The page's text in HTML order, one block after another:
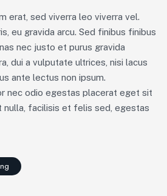
erat, sed viverra leo viverra vel.
eu gravida arcu. Sed finibus finibus
nec justo et purus gravida
dui a vulputate ultrices, nisi lacus
ante lectus non ipsum.
nec odio egestas placerat eget sit
nulla, facilisis et felis sed, egestas